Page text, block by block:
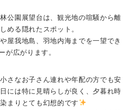
公園展望台は、観光地の喧騒から離
める隠れたスポット。
屋我地島、羽地内海までを一望でき
が広がります。
さなお子さん連れや年配の方でも安
には特に見晴らしが良く、夕暮れ時
まりとても幻想的です